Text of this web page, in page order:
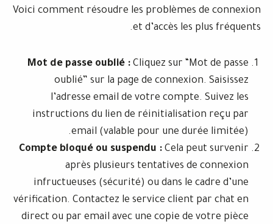
Voici comment résoudre les problèmes
et d’accès les
Mot de passe oublié :Cliquez sur
oublié” sur la page de
l’adresse email de votre
instructions du lien de
email (valable pour une
Compte bloqué ou suspendu :Cela
après plusieurs tentatives
infructueuses (sécurité) ou dans le
vérification. Contactez le service client
direct ou par email avec une copie de